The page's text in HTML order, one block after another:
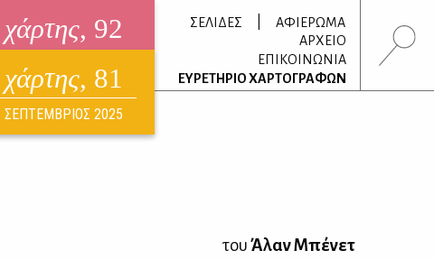
χάρτης, 92
ηλεκτρονικό περιοδικό
ΑΥΓΟΥΣΤΟΣ 2026
χάρτης, 81
ΣΕΠΤΕΜΒΡΙΟΣ 2025
ΣΕΛΙΔΕΣ
ΑΦΙΕΡΩΜΑ
ΑΡΧΕΙΟ
ΕΠΙΚΟΙΝΩΝΙΑ
ΕΥΡΕΤΗΡΙΟ ΧΑΡΤΟΓΡΑΦΩΝ
τουΆλαν Μπένετ